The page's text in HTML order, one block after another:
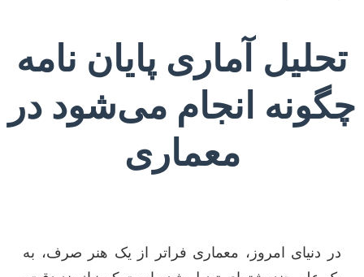
تحلیل آماری پایان نامه
چگونه انجام می‌شود در
معماری
در دنیای امروز، معماری فراتر از یک هنر صرف، به